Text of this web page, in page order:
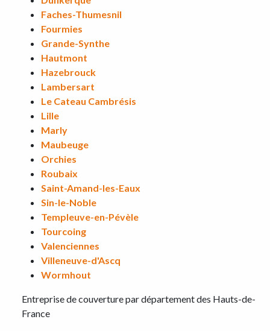
Faches-Thumesnil
Fourmies
Grande-Synthe
Hautmont
Hazebrouck
Lambersart
Le Cateau Cambrésis
Lille
Marly
Maubeuge
Orchies
Roubaix
Saint-Amand-les-Eaux
Sin-le-Noble
Templeuve-en-Pévèle
Tourcoing
Valenciennes
Villeneuve-d'Ascq
Wormhout
Entreprise de couverture par département des Hauts-de-
France